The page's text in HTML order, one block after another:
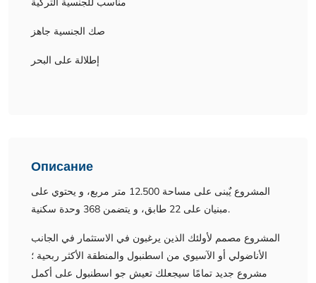
صك الجنسية جاهز
إطلالة على البحر
Описание
المشروع يٌبنى على مساحة 12.500 متر مربع، و يحتوي على
مبنيان على 22 طابق، و يتضمن 368 وحدة سكنية.
المشروع مصمم لأولئك الذين يرغبون في الاستثمار في الجانب
الأناضولي أو الآسيوي من اسطنبول والمنطقة الأكثر ربحية ؛
مشروع جديد تمامًا سيجعلك تعيش جو اسطنبول على أكمل